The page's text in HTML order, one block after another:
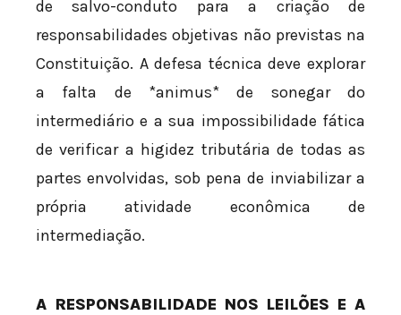
de salvo-conduto para a criação de
responsabilidades objetivas não previstas na
Constituição. A defesa técnica deve explorar
a falta de *animus* de sonegar do
intermediário e a sua impossibilidade fática
de verificar a higidez tributária de todas as
partes envolvidas, sob pena de inviabilizar a
própria atividade econômica de
intermediação.
A RESPONSABILIDADE NOS LEILÕES E A